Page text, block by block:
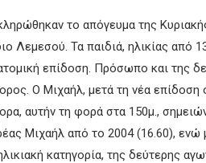
το απόγευμα της
Λεμεσού. Τα παιδιά, ηλικίας από
επίδοση. Πρόσωπο και της
Ο Μιχαήλ, μετά τη νέα
αυτήν τη φορά στα 150μ.,
Μιχαήλ από το 2004 (16.60), ενώ
κατηγορία, της δεύτερης